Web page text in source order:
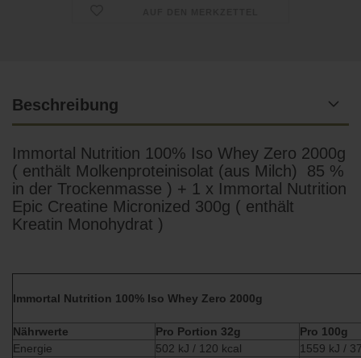
Beschreibung
Immortal Nutrition 100% Iso Whey Zero 2000g
( enthält Molkenproteinisolat (aus Milch) 85 %
in der Trockenmasse ) + 1 x Immortal Nutrition
Epic Creatine Micronized 300g ( enthält
Kreatin Monohydrat )
Immortal Nutrition 100% Iso Whey Zero 2000g
Nährwerte Pro Portion 32g
Pro 100g
Energie
502 kJ / 120 kcal
1559 kJ /